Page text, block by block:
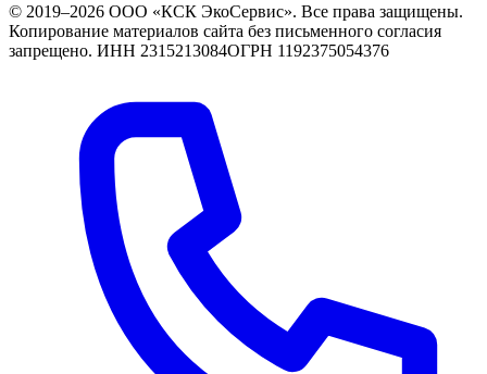
© 2019–2026 ООО «КСК ЭкоСервис». Все права защищены.
Копирование материалов сайта без письменного согласия
запрещено. ИНН 2315213084ОГРН 1192375054376